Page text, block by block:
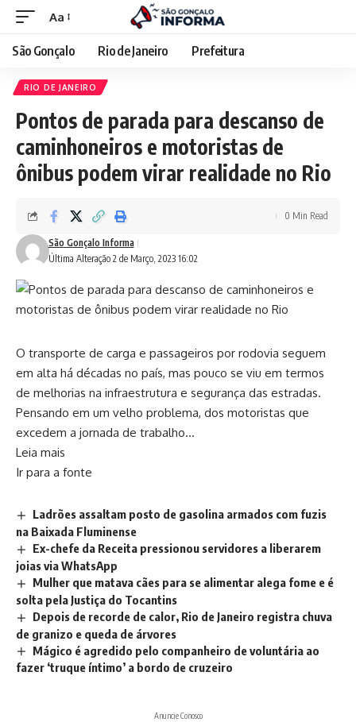
Aa
São Gonçalo Rio de Janeiro Prefeitura
RIO DE JANEIRO
Pontos de parada para descanso de
caminhoneiros e motoristas de
ônibus podem virar realidade no Rio
Última Alteração 2 de Março, 2023 16:02
São Gonçalo Informa
0 Min Read
O transporte de carga e passageiros por rodovia seguem
em alta há décadas no país, mas pouco se viu em termos
de melhorias na infraestrutura e segurança das estradas.
Pensando em um velho problema, dos motoristas que
excedem a jornada de trabalho…
Leia mais
Ir para a fonte
Ladrões assaltam posto de gasolina armados com fuzis
na Baixada Fluminense
Ex-chefe da Receita pressionou servidores a liberarem
joias via WhatsApp
Mulher que matava cães para se alimentar alega fome e é
solta pela Justiça do Tocantins
Depois de recorde de calor, Rio de Janeiro registra chuva
de granizo e queda de árvores
Mágico é agredido pelo companheiro de voluntária ao
fazer ‘truque íntimo’ a bordo de cruzeiro
Anuncie Conosco